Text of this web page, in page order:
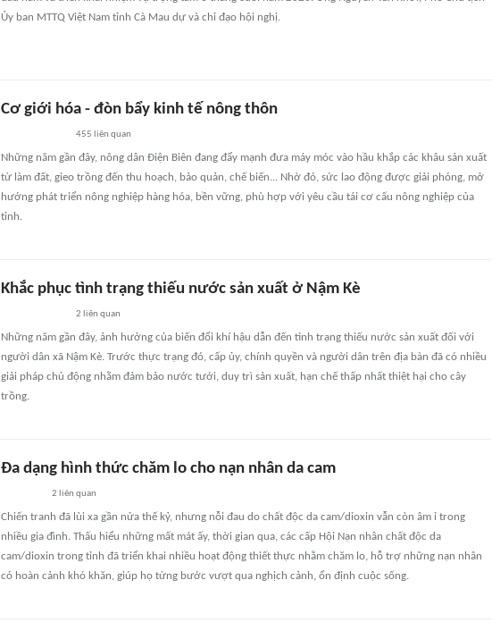
Ủy ban MTTQ Việt Nam tỉnh Cà Mau dự và chỉ đạo hội nghị.
Cơ giới hóa - đòn bẩy kinh tế nông thôn
455 liên quan
Những năm gần đây, nông dân Điện Biên đang đẩy mạnh đưa máy móc vào hầu khắp các khâu sản xuất
từ làm đất, gieo trồng đến thu hoạch, bảo quản, chế biến... Nhờ đó, sức lao động được giải phóng, mở
hướng phát triển nông nghiệp hàng hóa, bền vững, phù hợp với yêu cầu tái cơ cấu nông nghiệp của
tỉnh.
Khắc phục tình trạng thiếu nước sản xuất ở Nậm Kè
2 liên quan
Những năm gần đây, ảnh hưởng của biến đổi khí hậu dẫn đến tình trạng thiếu nước sản xuất đối với
người dân xã Nậm Kè. Trước thực trạng đó, cấp ủy, chính quyền và người dân trên địa bàn đã có nhiều
giải pháp chủ động nhằm đảm bảo nước tưới, duy trì sản xuất, hạn chế thấp nhất thiệt hại cho cây
trồng.
Đa dạng hình thức chăm lo cho nạn nhân da cam
2 liên quan
Chiến tranh đã lùi xa gần nửa thế kỷ, nhưng nỗi đau do chất độc da cam/dioxin vẫn còn âm ỉ trong
nhiều gia đình. Thấu hiểu những mất mát ấy, thời gian qua, các cấp Hội Nạn nhân chất độc da
cam/dioxin trong tỉnh đã triển khai nhiều hoạt động thiết thực nhằm chăm lo, hỗ trợ những nạn nhân
có hoàn cảnh khó khăn, giúp họ từng bước vượt qua nghịch cảnh, ổn định cuộc sống.